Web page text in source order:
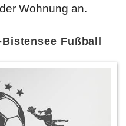
Wohnung an.
Fußball